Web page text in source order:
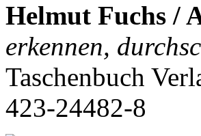
Helmut Fuchs /
erkennen,
Taschenbuch
423-24482-8